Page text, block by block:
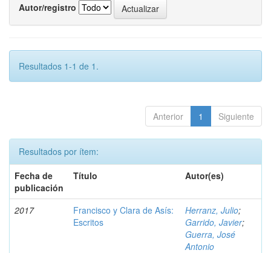
Autor/registro
Resultados 1-1 de 1.
Anterior 1 Siguiente
Resultados por ítem:
Fecha de
publicación
Título Autor(es)
2017
Francisco y Clara de Asís:
Escritos
Herranz, Julio;
Garrido, Javier;
Guerra, José
Antonio